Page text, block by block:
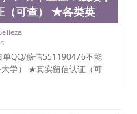
凭学历、加拿大文凭
微信：
证（San Jose State
证（San Jose State
证（San Jose State
单（San Jose State
单（ San Jose State
（可查） ★各类英
单QQ/薇信551190476不能
学） ★真实留信认证（可